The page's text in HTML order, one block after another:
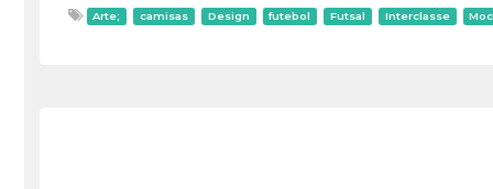
Arte; camisas Design futebol Futsal Interclasse